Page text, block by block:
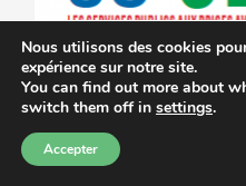
Nous utilisons des cookies
expérience sur notre site.
You can find out more about
switch them off in settings.
Accepter